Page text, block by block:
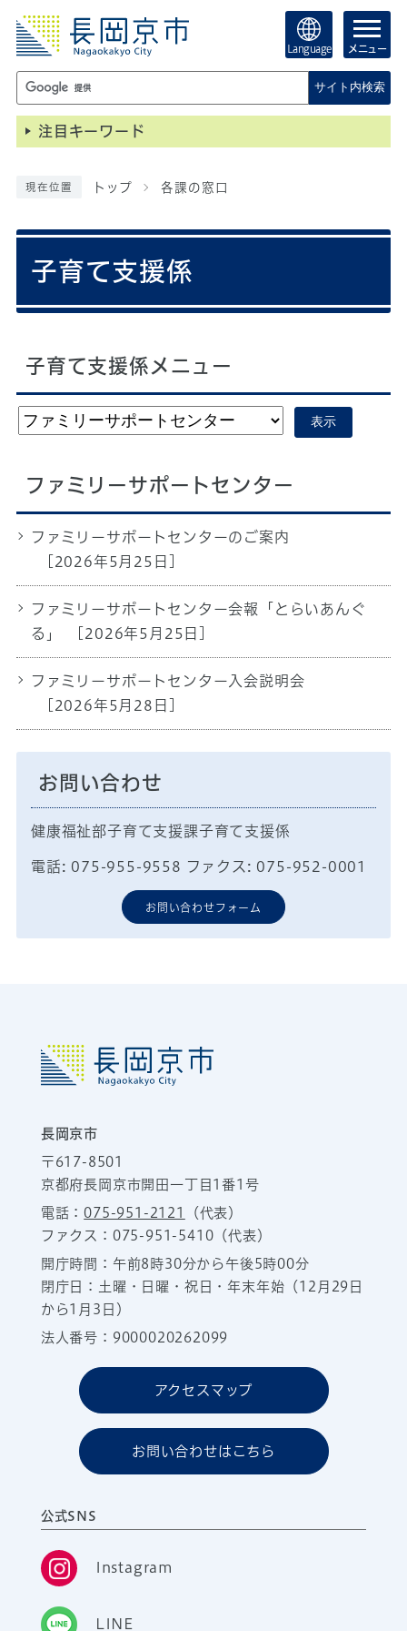
Language メニュー
サイト内検索
注目キーワード
現在位置 トップ 各課の窓口
子育て支援係
子育て支援係メニュー
表示
ファミリーサポートセンター
ファミリーサポートセンターのご案内
[2026年5月25日]
ファミリーサポートセンター会報「とらいあんぐ
る」
[2026年5月25日]
ファミリーサポートセンター入会説明会
[2026年5月28日]
お問い合わせ
健康福祉部子育て支援課子育て支援係
電話: 075-955-9558 ファクス: 075-952-0001
お問い合わせフォーム
長岡京市
〒617-8501
京都府長岡京市開田一丁目1番1号
電話：075-951-2121
（代表）
ファクス：075-951-5410（代表）
開庁時間：午前8時30分から午後5時00分
閉庁日：土曜・日曜・祝日・年末年始（12月29日
から1月3日）
法人番号：9000020262099
アクセスマップ
お問い合わせはこちら
公式SNS
Instagram
LINE